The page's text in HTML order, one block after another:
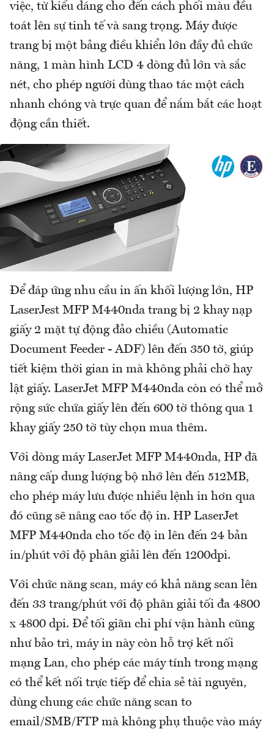
việc, từ kiểu dáng cho đến cách phối màu đều
toát lên sự tinh tế và sang trọng. Máy được
trang bị một bảng điều khiển lớn đầy đủ chức
năng, 1 màn hình LCD 4 dòng đủ lớn và sắc
nét, cho phép người dùng thao tác một cách
nhanh chóng và trực quan để nắm bắt các hoạt
động cần thiết.
Để đáp ứng nhu cầu in ấn khối lượng lớn, HP
LaserJest MFP M440nda trang bị 2 khay nạp
giấy 2 mặt tự động đảo chiều (Automatic
Document Feeder - ADF) lên đến 350 tờ, giúp
tiết kiệm thời gian in mà không phải chờ hay
lật giấy. LaserJet MFP M440nda còn có thể mở
rộng sức chứa giấy lên đến 600 tờ thông qua 1
khay giấy 250 tờ tùy chọn mua thêm.
Với dòng máy LaserJet MFP M440nda, HP đã
nâng cấp dung lượng bộ nhớ lên đến 512MB,
cho phép máy lưu được nhiều lệnh in hơn qua
đó cũng sẽ nâng cao tốc độ in. HP LaserJet
MFP M440nda cho tốc độ in lên đến 24 bản
in/phút với độ phân giải lên đến 1200dpi.
Với chức năng scan, máy có khả năng scan lên
đến 33 trang/phút với độ phân giải tối đa 4800
x 4800 dpi. Để tối giãn chi phí vận hành cũng
như bảo trì, máy in này còn hỗ trợ kết nối
mạng Lan, cho phép các máy tính trong mạng
có thể kết nối trực tiếp để chia sẻ tài nguyên,
dùng chung các chức năng scan to
email/SMB/FTP mà không phụ thuộc vào máy